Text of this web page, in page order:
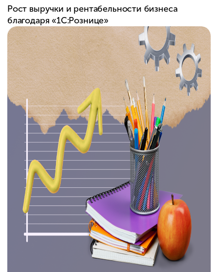
Рост выручки и рентабельности бизнеса
благодаря «1С:Рознице»